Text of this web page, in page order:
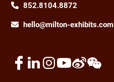
852.8104.8872
hello@milton-exhibits.com